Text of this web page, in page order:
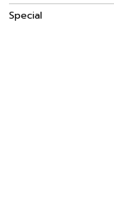
Special